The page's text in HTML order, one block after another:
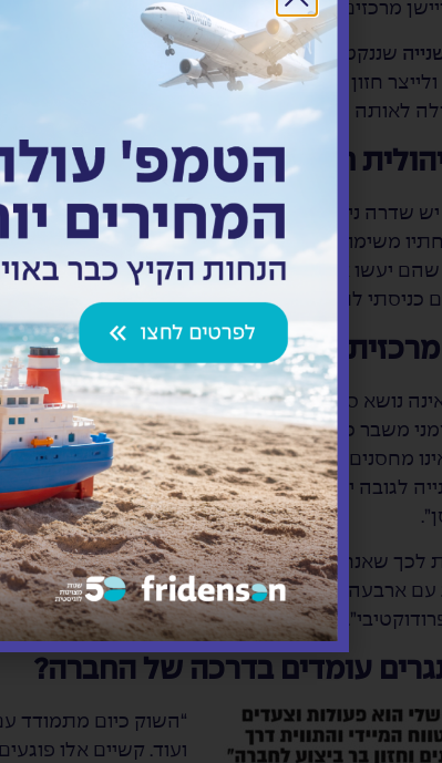
מרכזים לוגיסטיים”.
שננקטה היא גיוסו של כהן עצמו. “התפקיד שלי
חזון בר ביצוע לשנים קדימה. לדבריו, הסינרגיה
לאותה פריצת דרך של החברה המשותפת.
חזקה
שדרה ניהולית חזקה תחתיו – הוא יכול להתמקד
משימות, מקפיד על בקרה ובכך הכל דוהר קדימה
שהם יעשו את עבודתם כראוי ובכך החברה
כניסתי לתפקיד.
נוספת היא הטמעת
נושא סתם שאוהבים לדבר עליו, אלא צורך
משבר כפי שחווינו עד לא מזמן כגון מגפה
לגובה יוצרת אתגרים חדשים בתפעול המשטחים,
ארבעה עגורנים ובעת ובעונה אחת להעמיס ארבע
עומדים בדרכה של החברה?
“השוק כיום מתמודד
ועוד. קשיים אלו